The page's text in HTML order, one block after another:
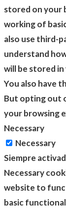
stored on your
working of
also use third-
understand
will be stored
You also have
But opting out
your browsing
Necessary
Necessary
Siempre
Necessary
website to
basic